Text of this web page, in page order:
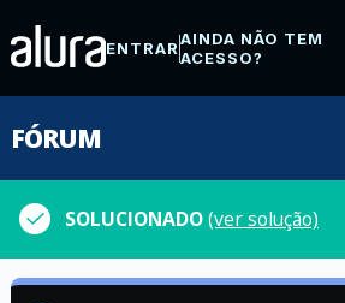
ENTRARAINDA NÃO TEM
ACESSO?
FÓRUM
SOLUCIONADO(ver solução)